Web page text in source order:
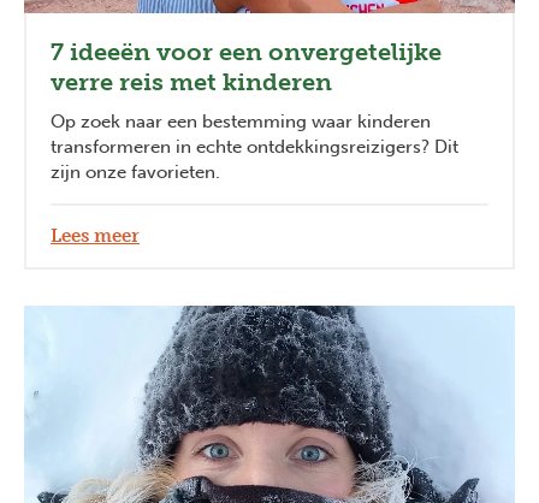
7 ideeën voor een onvergetelijke
verre reis met kinderen
Op zoek naar een bestemming waar kinderen
transformeren in echte ontdekkingsreizigers? Dit
zijn onze favorieten.
Lees meer